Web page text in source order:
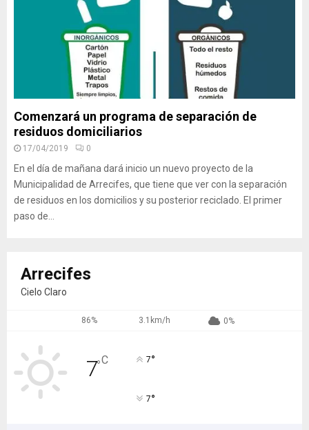
Comenzará un programa de separación de
residuos domiciliarios
17/04/2019 0
En el día de mañana dará inicio un nuevo proyecto de la
Municipalidad de Arrecifes, que tiene que ver con la separación
de residuos en los domicilios y su posterior reciclado. El primer
paso de...
Arrecifes
Cielo Claro
86% 3.1km/h 0%
7°C 7°
7°